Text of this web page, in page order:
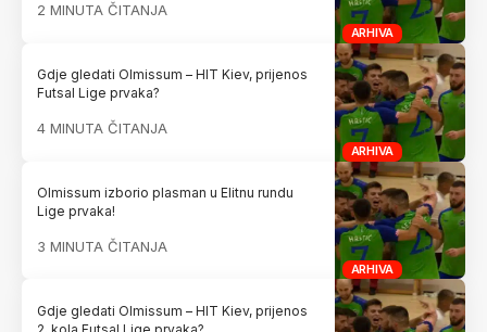
ARHIVA
2 MINUTA ČITANJA
ARHIVA
Gdje gledati Olmissum – HIT Kiev, prijenos
Futsal Lige prvaka?
4 MINUTA ČITANJA
ARHIVA
Olmissum izborio plasman u Elitnu rundu
Lige prvaka!
3 MINUTA ČITANJA
Gdje gledati Olmissum – HIT Kiev, prijenos